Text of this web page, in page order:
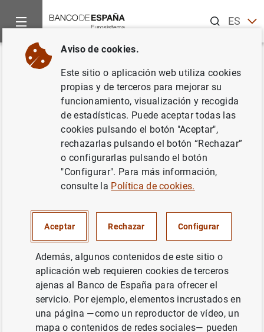
ESEN
Inicio Noticias y eventos
Volver
20.02.2015
Febrero de 2015 (21 KB)
Anterior
Marzo de 2015...
Siguiente
23.01.2015...
Aviso de cookies.
Este sitio o aplicación web utiliza cookies
propias y de terceros para mejorar su
funcionamiento, visualización y recogida
de estadísticas. Puede aceptar todas las
cookies pulsando el botón "Aceptar",
rechazarlas pulsando el botón “Rechazar”
o configurarlas pulsando el botón
"Configurar". Para más información,
consulte la Política de cookies.
Aceptar Rechazar Configurar
Además, algunos contenidos de este sitio o
aplicación web requieren cookies de terceros
ajenas al Banco de España para ofrecer el
servicio. Por ejemplo, elementos incrustados en
una página —como un reproductor de vídeo, un
mapa o contenidos de redes sociales— pueden